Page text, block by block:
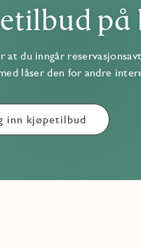
på
du inngår
låser den for andre
inn kjøpetilbud